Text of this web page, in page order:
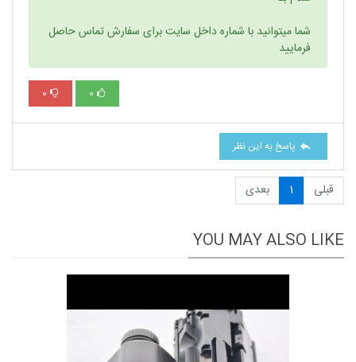
شما میتوانید با شماره داخل سایت برای سفارش تماس حاصل
فرمایید
0
0
پاسخ به این نظر
قبلی 1 بعدی
YOU MAY ALSO LIKE